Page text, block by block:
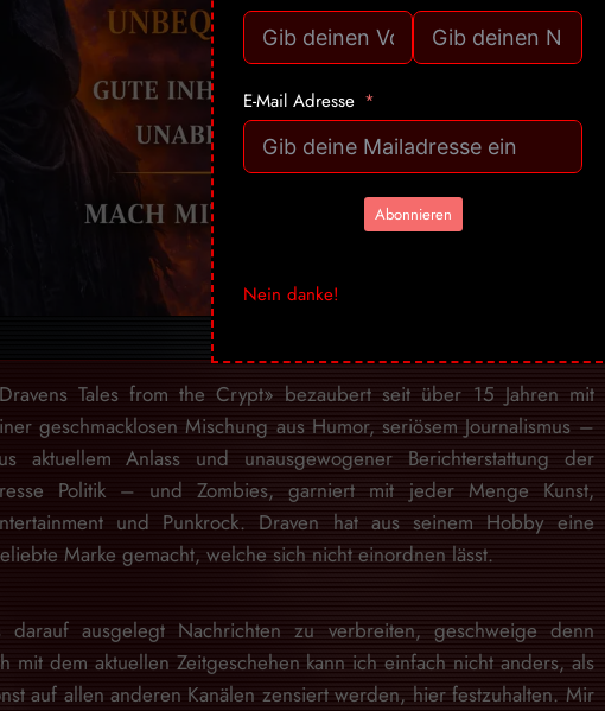
Tales from the Crypt» bezaubert seit über 15 Jahren mit
geschmacklosen Mischung aus Humor, seriösem Journalismus –
aktuellem Anlass und unausgewogener Berichterstattung der
Politik – und Zombies, garniert mit jeder Menge Kunst,
und Punkrock. Draven hat aus seinem Hobby eine
Marke gemacht, welche sich nicht einordnen lässt.
ausgelegt Nachrichten zu verbreiten, geschweige denn
mit dem aktuellen Zeitgeschehen kann ich einfach nicht anders, als
auf allen anderen Kanälen zensiert werden, hier festzuhalten. Mir
E-Mail Adresse
Abonnieren
Nein danke!